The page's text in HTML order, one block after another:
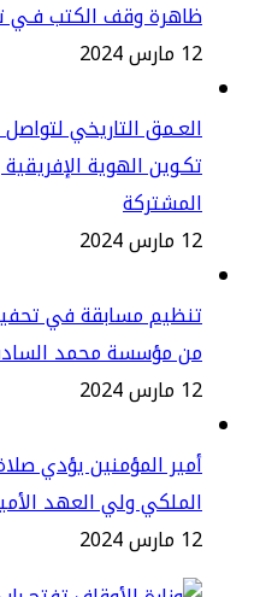
وقف الكتب فـي تاريخ
التاريخي لتواصل
الهوية الإفريقية وترسيخ
مسابقة في تحفيظ وتجويد
مؤسسة محمد السادس
المؤمنين يؤدي صلاة
ولي العهد الأمير